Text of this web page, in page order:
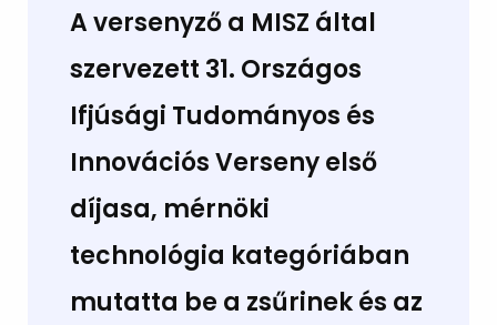
A versenyző a MISZ által
szervezett 31. Országos
Ifjúsági Tudományos és
Innovációs Verseny első
díjasa, mérnöki
technológia kategóriában
mutatta be a zsűrinek és az